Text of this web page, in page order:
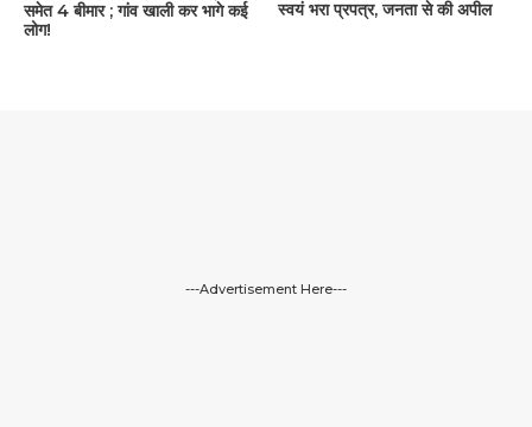
समेत 4 बीमार ; गांव खाली कर भागे कई
लोग!
स्वयं भरा प्रपत्र, जनता से की अपील
---Advertisement Here---